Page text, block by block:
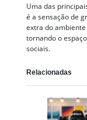
Uma das
é a sensação de
extra do
tornando o
sociais.
Relacionadas